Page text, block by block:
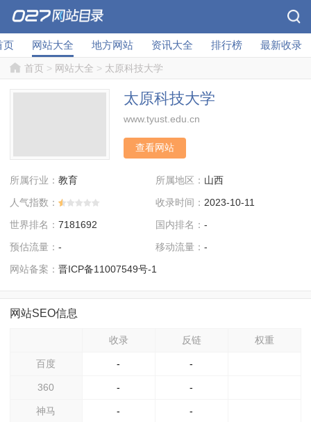
页 网站大全 地方网站 资讯大全 排行榜 最新收录
首页 > 网站大全 > 太原科技大学
太原科技大学
www.tyust.edu.cn
查看网站
所属行业： 教育 所属地区： 山西
人气指数：
收录时间： 2023-10-11
世界排名： 7181692 国内排名： -
预估流量： - 移动流量： -
网站备案： 晋ICP备11007549号-1
网站SEO信息
收录 反链 权重
百度 - -
360 - -
神马 - -